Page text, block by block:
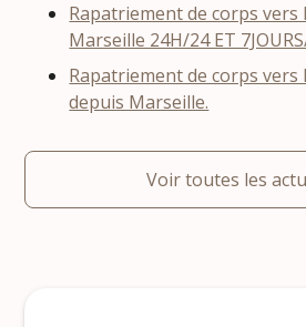
Rapatriement de corps vers
Marseille 24H/24 ET
Rapatriement de corps
depuis Marseille.
Voir toutes les